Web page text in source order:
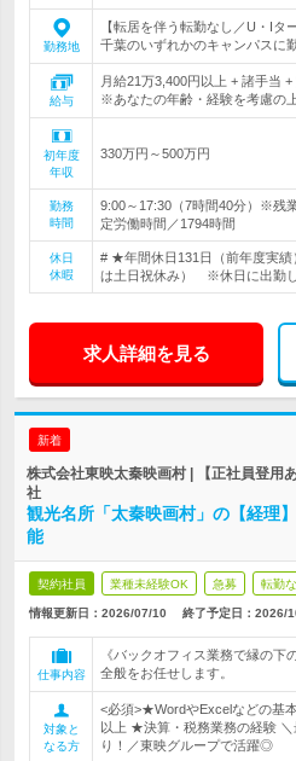
勤務地
【転居を伴う転勤なし／U・Iタ
千葉のいずれかのキャンパスに
給与
月給21万3,400円以上 + 諸手当
※あなたの年齢・経験を考慮の
初年度
年収
330万円～500万円
勤務
時間
9:00～17:30（7時間40分）※残
定労働時間／1794時間
休日
休暇
# ★年間休日131日（前年度実
は土日祝休み） ※休日に出勤
求人詳細を見る
新着
株式会社東映太秦映画村 | 【正社員登用
社
観光名所「太秦映画村」の【経理
能
契約社員 業種未経験OK 急募 転勤
情報更新日：2026/07/10 終了予定日： 2026/
仕事内容
《バックオフィス業務で縁の
全般をお任せします。
対象と
なる方
<必須>★WordやExcelなどの基
以上 ★決算・税務業務の経験
り！／東映グループで活躍◎